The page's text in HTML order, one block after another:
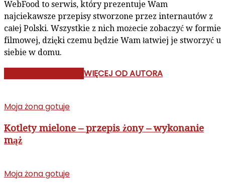
WebFood to serwis, który prezentuje Wam
najciekawsze przepisy stworzone przez internautów z
całej Polski. Wszystkie z nich możecie zobaczyć w formie
filmowej, dzięki czemu będzie Wam łatwiej je stworzyć u
siebie w domu.
WIĘCEJ OD AUTORA
Moja żona gotuje
Kotlety mielone – przepis żony – wykonanie
mąż
Moja żona gotuje